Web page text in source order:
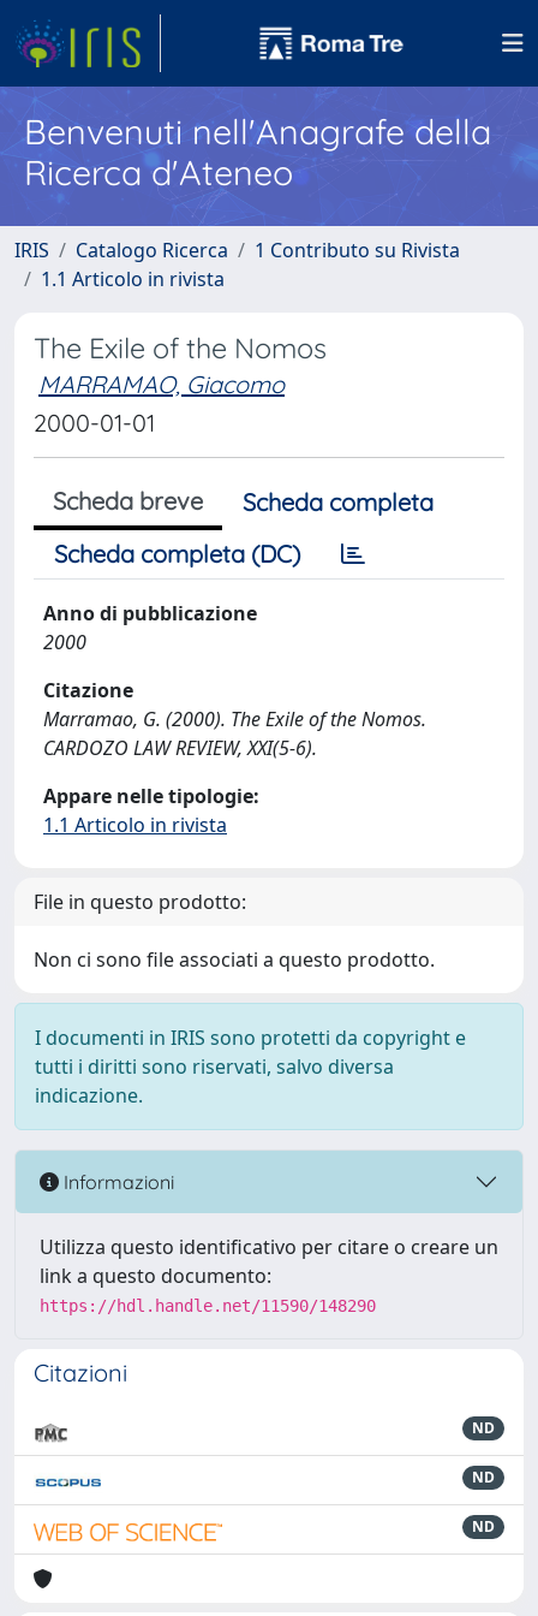
Benvenuti nell'Anagrafe della
Ricerca d'Ateneo
IRIS Catalogo Ricerca
1 Contributo su Rivista
1.1 Articolo in rivista
The Exile of the Nomos
MARRAMAO, Giacomo
2000-01-01
Scheda breve
Scheda completa
Scheda completa (DC)
Anno di pubblicazione
2000
Citazione
Marramao, G. (2000). The Exile of the Nomos.
CARDOZO LAW REVIEW, XXI(5-6).
Appare nelle tipologie:
1.1 Articolo in rivista
File in questo prodotto:
Non ci sono file associati a questo prodotto.
I documenti in IRIS sono protetti da copyright e
tutti i diritti sono riservati, salvo diversa
indicazione.
Informazioni
Utilizza questo identificativo per citare o creare un
link a questo documento:
https://hdl.handle.net/11590/148290
Citazioni
ND
ND
ND